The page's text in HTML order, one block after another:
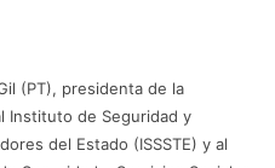
(PT), presidenta de la
Instituto de Seguridad y
del Estado (ISSSTE) y al